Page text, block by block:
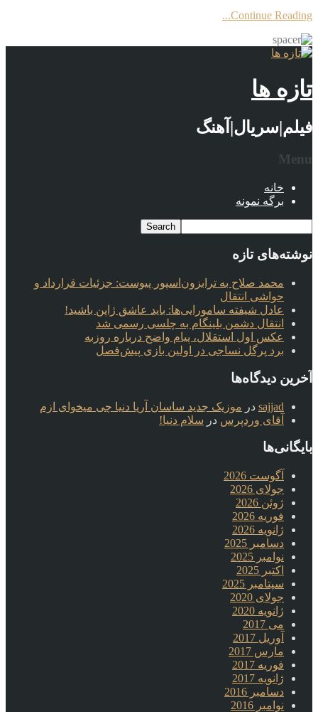
Continue Reading...
تازه ها
فیلم|سریال|آهنگ
Menu
خانه
برگه نمونه
نوشته‌های تازه
محمد صلاح به ترابزون‌اسپور پیوست: جزئیات قرارداد و
حواشی انتقال
عادل شیفته سامورایی‌ها: باید عاشق ژاپن باشید!
انتقال دشمن بلینگام به چلسی رسمی شد
عکس اول استقلال، پیام واضح درباره روزبه
برد پرگل نساجی در اولین بازی پیش‌فصل
آخرین دیدگاه‌ها
sajjad در موزیک جدید ساسان آریا دنیا چی میخوای ازم
آقای وردپرس در سلام دنیا!
بایگانی‌ها
آگوست 2026
جولای 2026
ژوئن 2026
فوریه 2026
ژانویه 2026
دسامبر 2025
نوامبر 2025
اکتبر 2025
سپتامبر 2025
جولای 2020
ژانویه 2020
می 2017
آوریل 2017
مارس 2017
فوریه 2017
ژانویه 2017
دسامبر 2016
نوامبر 2016